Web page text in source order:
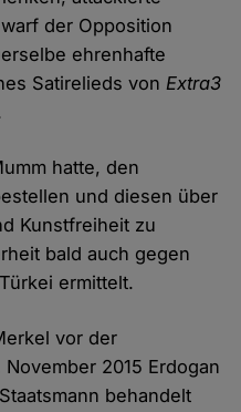
der Opposition
ehrenhafte
Satirelieds vonExtra3
hatte, den
und diesen über
Kunstfreiheit zu
bald auch gegen
ermittelt.
vor der
2015 Erdogan
behandelt